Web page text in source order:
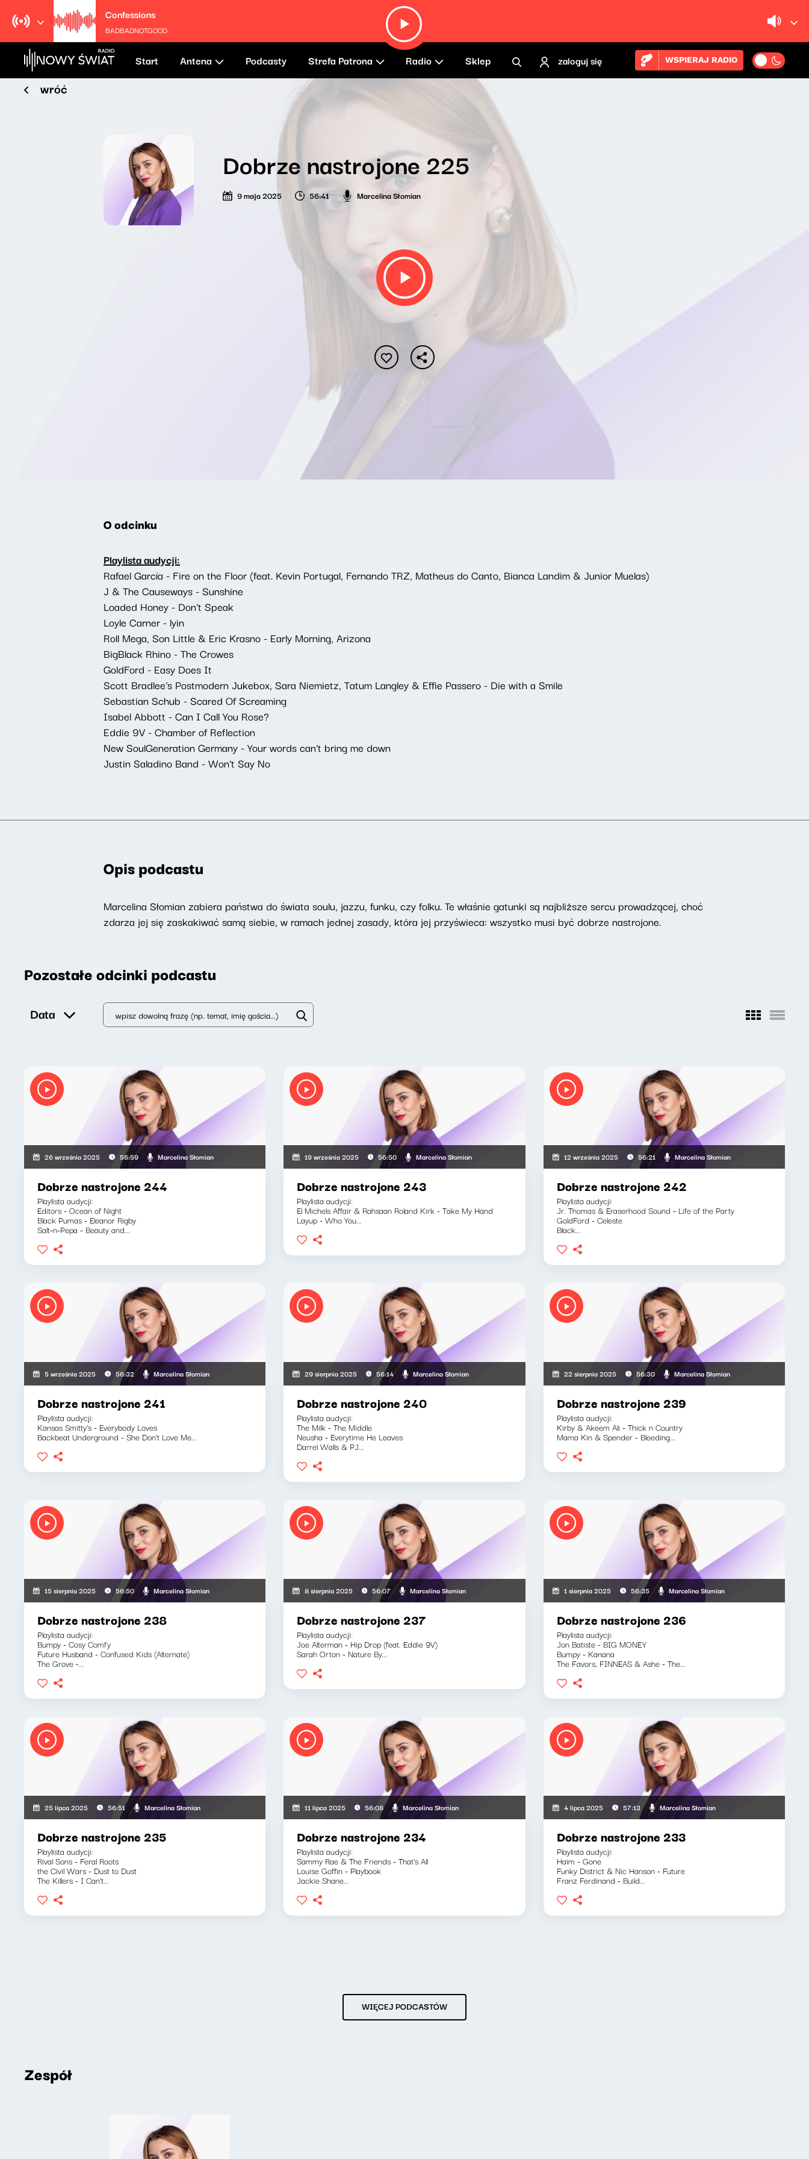
Confessions
BADBADNOTGOOD
Start Antena Podcasty Strefa Patrona Radio Sklep zaloguj się WSPIERAJ RADIO
wróć
Dobrze nastrojone 225
9 maja 2025 56:41 Marcelina Słomian
O odcinku
Playlista audycji:
Rafael García - Fire on the Floor (feat. Kevin Portugal, Fernando TRZ, Matheus do Canto, Bianca Landim & Junior Muelas)
J & The Causeways - Sunshine
Loaded Honey - Don't Speak
Loyle Carner - lyin
Roll Mega, Son Little & Eric Krasno - Early Morning, Arizona
BigBlack Rhino - The Crowes
GoldFord - Easy Does It
Scott Bradlee's Postmodern Jukebox, Sara Niemietz, Tatum Langley & Effie Passero - Die with a Smile
Sebastian Schub - Scared Of Screaming
Isabel Abbott - Can I Call You Rose?
Eddie 9V - Chamber of Reflection
New SoulGeneration Germany - Your words can't bring me down
Justin Saladino Band - Won't Say No
Opis podcastu
Marcelina Słomian zabiera państwa do świata soulu, jazzu, funku, czy folku. Te właśnie gatunki są najbliższe sercu prowadzącej, choć
zdarza jej się zaskakiwać samą siebie, w ramach jednej zasady, która jej przyświeca: wszystko musi być dobrze nastrojone.
Pozostałe odcinki podcastu
Data
26 września 2025 56:59 Marcelina Słomian
Dobrze nastrojone 244
Playlista audycji:
Editors - Ocean of Night
Black Pumas - Eleanor Rigby
Salt-n-Pepa - Beauty and...
19 września 2025 56:50 Marcelina Słomian
Dobrze nastrojone 243
Playlista audycji:
El Michels Affair & Rahsaan Roland Kirk - Take My Hand
Layup - Who You...
12 września 2025 56:21 Marcelina Słomian
Dobrze nastrojone 242
Playlista audycji:
Jr. Thomas & Eraserhood Sound - Life of the Party
GoldFord - Celeste
Black...
5 września 2025 56:32 Marcelina Słomian
Dobrze nastrojone 241
Playlista audycji:
Kansas Smitty's - Everybody Loves
Backbeat Underground - She Don't Love Me...
29 sierpnia 2025 56:14 Marcelina Słomian
Dobrze nastrojone 240
Playlista audycji:
The Milk - The Middle
Neusha - Everytime He Leaves
Darrel Walls & PJ...
22 sierpnia 2025 56:30 Marcelina Słomian
Dobrze nastrojone 239
Playlista audycji:
Kirby & Akeem Ali - Thick n Country
Mama Kin & Spender - Bleeding...
15 sierpnia 2025 56:50 Marcelina Słomian
Dobrze nastrojone 238
Playlista audycji:
Bumpy - Cosy Comfy
Future Husband - Confused Kids (Alternate)
The Grove -...
8 sierpnia 2025 56:07 Marcelina Słomian
Dobrze nastrojone 237
Playlista audycji:
Joe Alterman - Hip Drop (feat. Eddie 9V)
Sarah Orton - Nature By...
1 sierpnia 2025 56:35 Marcelina Słomian
Dobrze nastrojone 236
Playlista audycji:
Jon Batiste - BIG MONEY
Bumpy - Kanana
The Favors, FINNEAS & Ashe - The...
25 lipca 2025 56:51 Marcelina Słomian
Dobrze nastrojone 235
Playlista audycji:
Rival Sons - Feral Roots
the Civil Wars - Dust to Dust
The Killers - I Can't...
11 lipca 2025 56:08 Marcelina Słomian
Dobrze nastrojone 234
Playlista audycji:
Sammy Rae & The Friends - That's All
Louise Goffin - Playbook
Jackie Shane...
4 lipca 2025 57:13 Marcelina Słomian
Dobrze nastrojone 233
Playlista audycji:
Haim - Gone
Funky District & Nic Hanson - Future
Franz Ferdinand - Build...
WIĘCEJ PODCASTÓW
Zespół